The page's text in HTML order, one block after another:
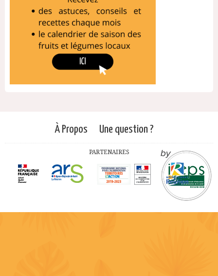
À Propos Une question ?
PARTENAIRES